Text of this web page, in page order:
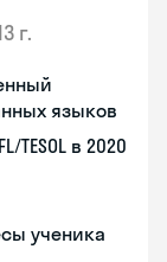
г.
языков
TESOL в 2020
ученика